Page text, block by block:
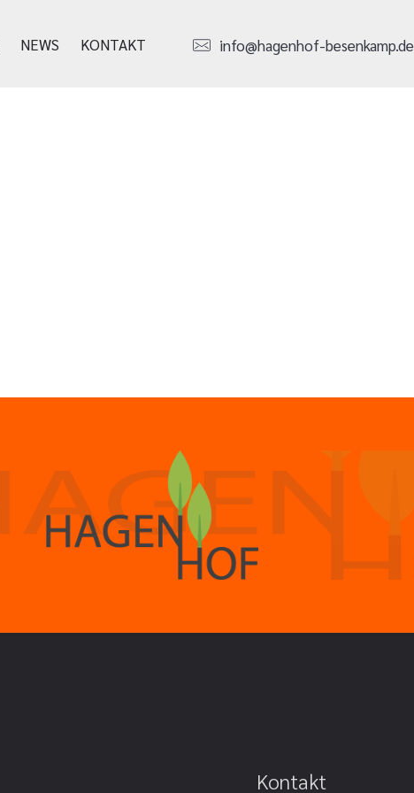
NEWS KONTAKT info@hagenhof-besenkamp.de
Kontakt